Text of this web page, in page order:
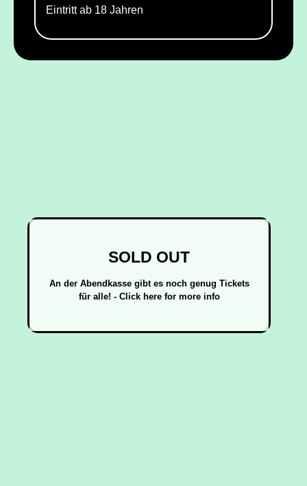
Eintritt ab 18 Jahren
SOLD OUT
An der Abendkasse gibt es noch genug Tickets
für alle! - Click here for more info